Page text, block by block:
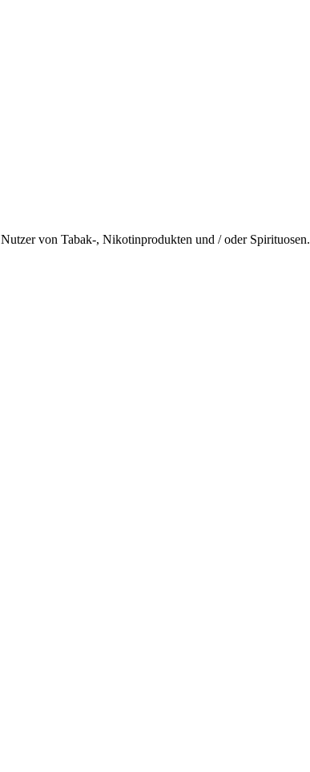
von Tabak-, Nikotinprodukten und / oder Spirituosen.